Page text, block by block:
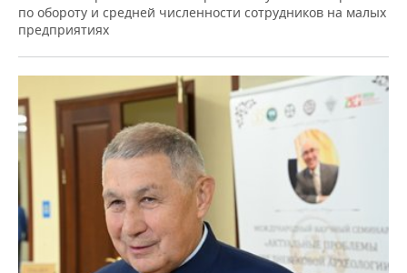
по обороту и средней численности сотрудников на малых
предприятиях